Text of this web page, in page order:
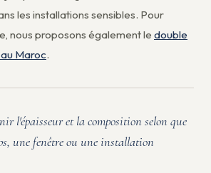
les installations sensibles. Pour
nous proposons également le double
Maroc.
l'épaisseur et la composition selon que
une fenêtre ou une installation